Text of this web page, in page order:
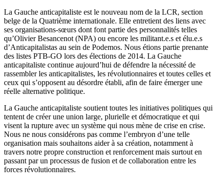
La Gauche anticapitaliste est le nouveau nom de la LCR, section
belge de la Quatrième internationale. Elle entretient des liens avec
ses organisations-sœurs dont font partie des personnalités telles
qu’Olivier Besancenot (NPA) ou encore les militant.e.s et élu.e.s
d’Anticapitalistas au sein de Podemos. Nous étions partie prenante
des listes PTB-GO lors des élections de 2014. La Gauche
anticapitaliste continue aujourd’hui de défendre la nécessité de
rassembler les anticapitalistes, les révolutionnaires et toutes celles et
ceux qui s’opposent au désordre établi, afin de faire émerger une
réelle alternative politique.
La Gauche anticapitaliste soutient toutes les initiatives politiques qui
tentent de créer une union large, plurielle et démocratique et qui
visent la rupture avec un système qui nous mène de crise en crise.
Nous ne nous considérons pas comme l’embryon d’une telle
organisation mais souhaitons aider à sa création, notamment à
travers notre propre construction et renforcement mais surtout en
passant par un processus de fusion et de collaboration entre les
forces révolutionnaires.